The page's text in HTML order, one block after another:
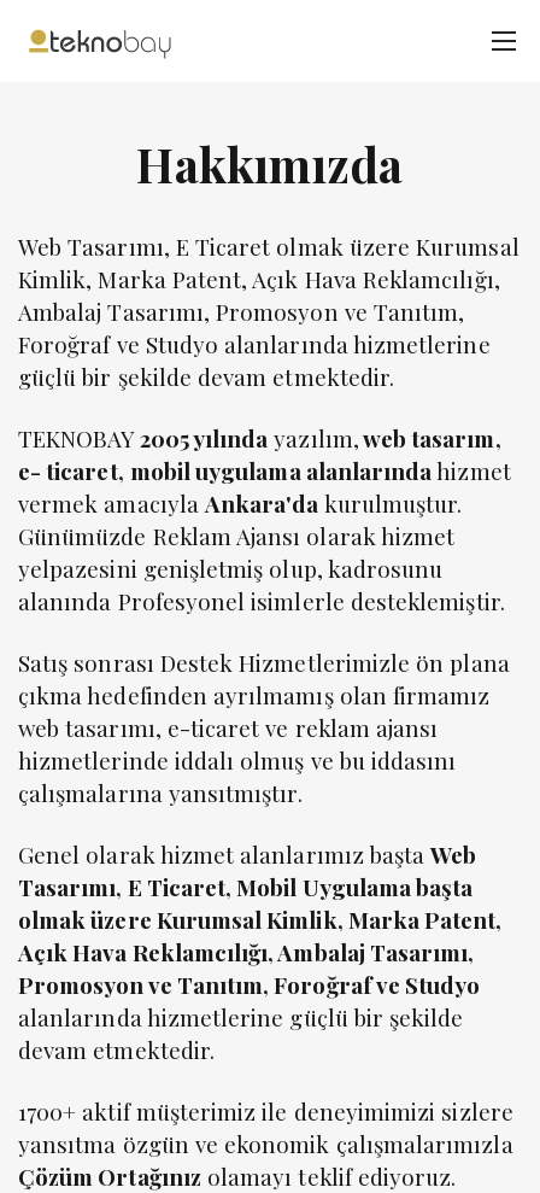
Hakkımızda
Web Tasarımı, E Ticaret olmak üzere Kurumsal
Kimlik, Marka Patent, Açık Hava Reklamcılığı,
Ambalaj Tasarımı, Promosyon ve Tanıtım,
Foroğraf ve Studyo alanlarında hizmetlerine
güçlü bir şekilde devam etmektedir.
TEKNOBAY2005 yılında yazılım,web tasarım,
e- ticaret, mobil uygulama alanlarında hizmet
vermek amacıyla Ankara'da kurulmuştur.
Günümüzde Reklam Ajansı olarak hizmet
yelpazesini genişletmiş olup, kadrosunu
alanında Profesyonel isimlerle desteklemiştir.
Satış sonrası Destek Hizmetlerimizle ön plana
çıkma hedefinden ayrılmamış olan firmamız
web tasarımı, e-ticaret ve reklam ajansı
hizmetlerinde iddalı olmuş ve bu iddasını
çalışmalarına yansıtmıştır.
Genel olarak hizmet alanlarımız baştaWeb
Tasarımı, E Ticaret, Mobil Uygulama başta
olmak üzere Kurumsal Kimlik, Marka Patent,
Açık Hava Reklamcılığı, Ambalaj Tasarımı,
Promosyon ve Tanıtım, Foroğraf ve Studyo
alanlarında hizmetlerine güçlü bir şekilde
devam etmektedir.
1700+ aktif müşterimiz ile deneyimimizi sizlere
yansıtma özgün ve ekonomik çalışmalarımızla
Çözüm Ortağınız olamayı teklif ediyoruz.